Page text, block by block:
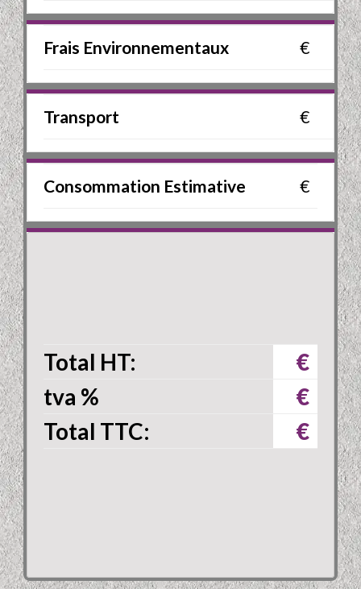
Frais Environnementaux €
Transport €
Consommation Estimative €
Total HT:
€
tva %
€
Total TTC:
€